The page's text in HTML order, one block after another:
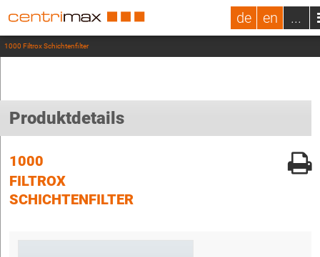
de en ...
1000 Filtrox Schichtenfilter
Produktdetails
1000
FILTROX
SCHICHTENFILTER